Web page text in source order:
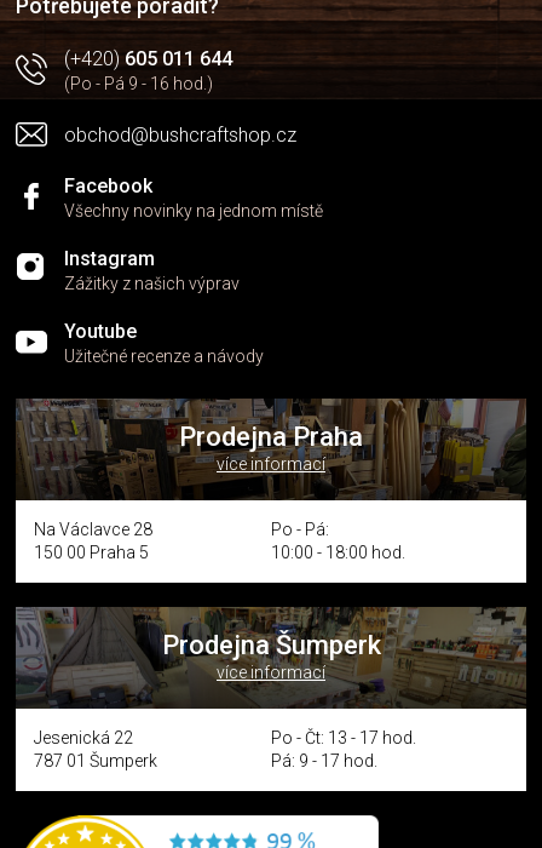
Potřebujete poradit?
(+420)605 011 644
(Po - Pá 9 - 16 hod.)
obchod@bushcraftshop.cz
Facebook
Všechny novinky na jednom místě
Instagram
Zážitky z našich výprav
Youtube
Užitečné recenze a návody
Prodejna Praha
více informací
Na Václavce 28
150 00 Praha 5
Po - Pá:
10:00 - 18:00 hod.
Prodejna Šumperk
více informací
Jesenická 22
787 01 Šumperk
Po - Čt: 13 - 17 hod.
Pá: 9 - 17 hod.